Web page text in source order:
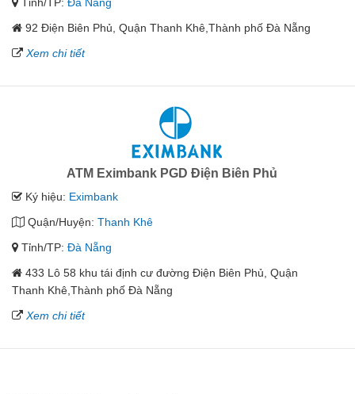
92 Điện Biên Phủ, Quận Thanh Khê,Thành phố Đà Nẵng
Xem chi tiết
ATM Eximbank PGD Điện Biên Phủ
Ký hiệu: Eximbank
Quận/Huyện: Thanh Khê
Tỉnh/TP: Đà Nẵng
433 Lô 58 khu tái định cư đường Điện Biên Phủ, Quận
Thanh Khê,Thành phố Đà Nẵng
Xem chi tiết